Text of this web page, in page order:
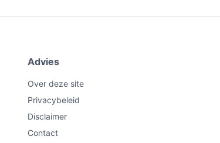
Advies
Over deze site
Privacybeleid
Disclaimer
Contact